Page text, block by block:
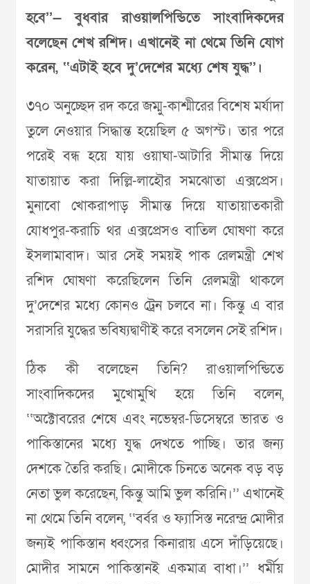
হবে’’— বুধবার রাওয়ালপিন্ডিতে সাংবাদিকদের
বলেছেন শেখ রশিদ। এখানেই না থেমে তিনি যোগ
করেন, ‘‘এটাই হবে দু’দেশের মধ্যে শেষ যুদ্ধ’’।
৩৭০ অনুচ্ছেদ রদ করে জম্মু-কাশ্মীরের বিশেষ মর্যাদা
তুলে নেওয়ার সিদ্ধান্ত হয়েছিল ৫ অগস্ট। তার পরে
পরেই বন্ধ হয়ে যায় ওয়াঘা-আটারি সীমান্ত দিয়ে
যাতায়াত করা দিল্লি-লাহৌর সমঝোতা এক্সপ্রেস।
মুনাবো খোকরাপাড় সীমান্ত দিয়ে যাতায়াতকারী
যোধপুর-করাচি থর এক্সপ্রেসও বাতিল ঘোষণা করে
ইসলামাবাদ। আর সেই সময়ই পাক রেলমন্ত্রী শেখ
রশিদ ঘোষণা করেছিলেন তিনি রেলমন্ত্রী থাকলে
দু’দেশের মধ্যে কোনও ট্রেন চলবে না। কিন্তু এ বার
সরাসরি যুদ্ধের ভবিষ্যদ্বাণীই করে বসলেন সেই রশিদ।
ঠিক কী বলেছেন তিনি? রাওয়ালপিন্ডিতে
সাংবাদিকদের মুখোমুখি হয়ে তিনি বলেন,
‘‘অক্টোবরের শেষে এবং নভেম্বর-ডিসেম্বরে ভারত ও
পাকিস্তানের মধ্যে যুদ্ধ দেখতে পাচ্ছি। তার জন্য
দেশকে তৈরি করছি। মোদীকে চিনতে অনেক বড় বড়
নেতা ভুল করেছেন, কিন্তু আমি ভুল করিনি।’’ এখানেই
না থেমে তিনি বলেন, ‘‘বর্বর ও ফ্যাসিস্ত নরেন্দ্র মোদীর
জন্যই পাকিস্তান ধ্বংসের কিনারায় এসে দাঁড়িয়েছে।
মোদীর সামনে পাকিস্তানই একমাত্র বাধা।’’ ধর্মীয়